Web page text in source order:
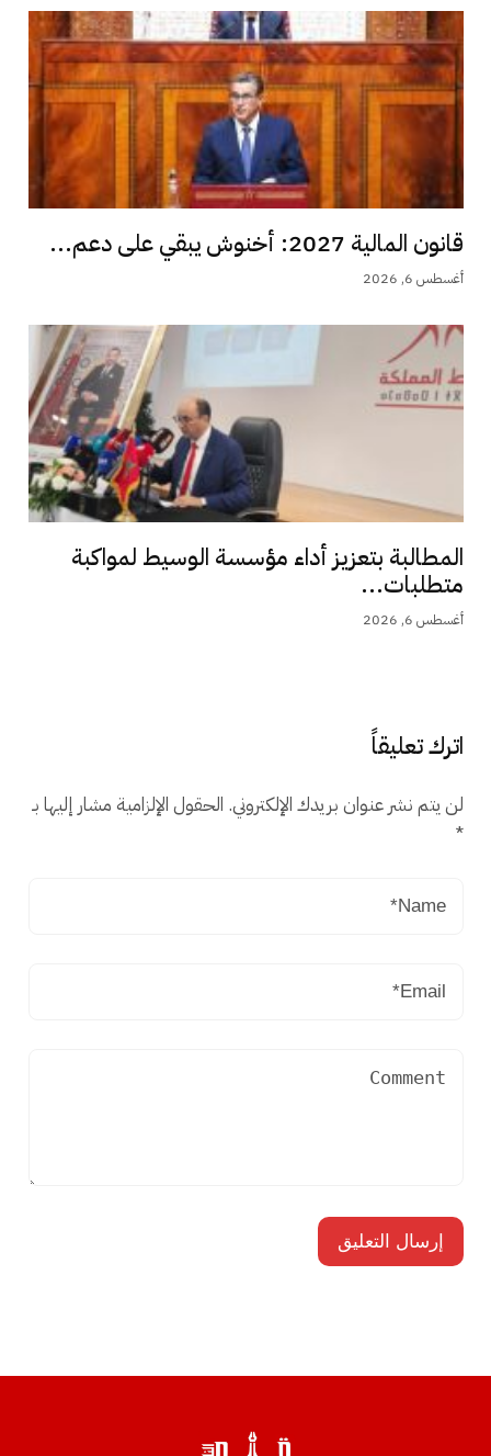
قانون المالية 2027: أخنوش يبقي على دعم...
أغسطس 6, 2026
المطالبة بتعزيز أداء مؤسسة الوسيط لمواكبة
متطلبات...
أغسطس 6, 2026
اترك تعليقاً
لن يتم نشر عنوان بريدك الإلكتروني. الحقول الإلزامية مشار إليها بـ
*